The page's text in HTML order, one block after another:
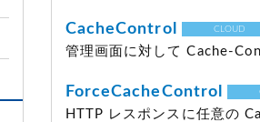
CacheControl CLOUD
管理画面に対して Cache-
ForceCacheControl
HTTP レスポンスに任意の